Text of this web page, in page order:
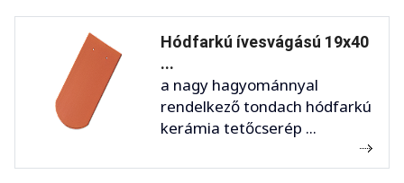
Hódfarkú ívesvágású 19x40
...
a nagy hagyománnyal
rendelkező tondach hódfarkú
kerámia tetőcserép ...